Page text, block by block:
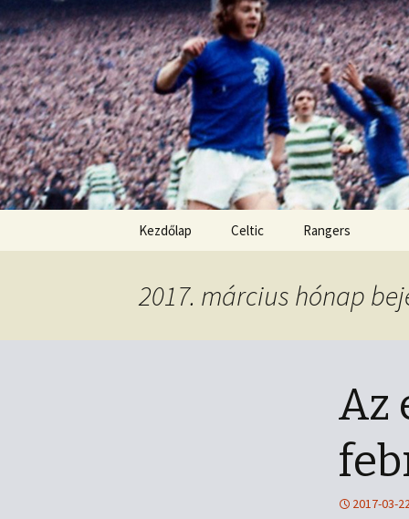
Old Firm
Kordon nélkül
Kezdőlap Celtic Rangers
2017. március hónap
Az
2017-03-